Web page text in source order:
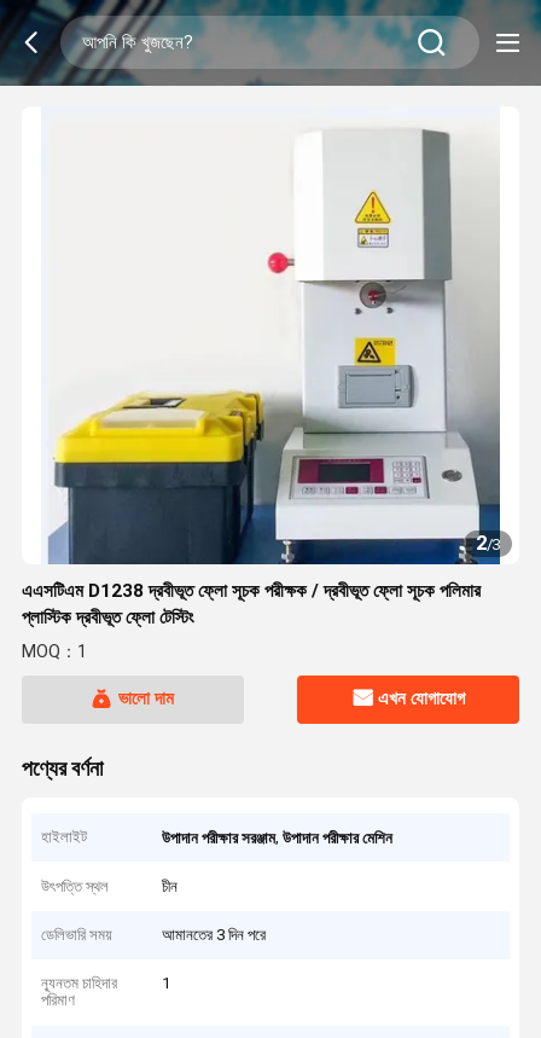
2/3
এএসটিএম D1238 দ্রবীভূত ফ্লো সূচক পরীক্ষক / দ্রবীভূত ফ্লো সূচক পলিমার
প্লাস্টিক দ্রবীভূত ফ্লো টেস্টিং
MOQ：1
ভালো দাম এখন যোগাযোগ
পণ্যের বর্ণনা
হাইলাইট উপাদান পরীক্ষার সরঞ্জাম,উপাদান পরীক্ষার মেশিন
উৎপত্তি স্থল চীন
ডেলিভারি সময় আমানতের 3 দিন পরে
ন্যূনতম চাহিদার
পরিমাণ
1